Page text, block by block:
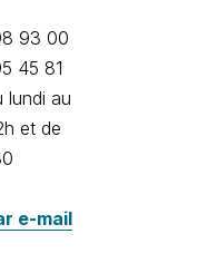
93 00
45 81
lundi au
et de
e-mail